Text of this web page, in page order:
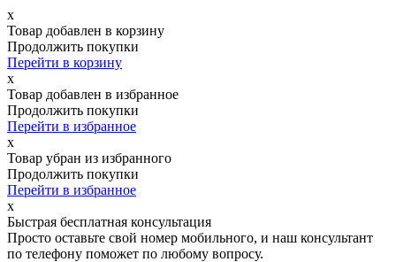
х
Товар добавлен в корзину
Продолжить покупки
Перейти в корзину
х
Товар добавлен в избранное
Продолжить покупки
Перейти в избранное
х
Товар убран из избранного
Продолжить покупки
Перейти в избранное
х
Быстрая бесплатная консультация
Просто оставьте свой номер мобильного, и наш консультант
по телефону поможет по любому вопросу.